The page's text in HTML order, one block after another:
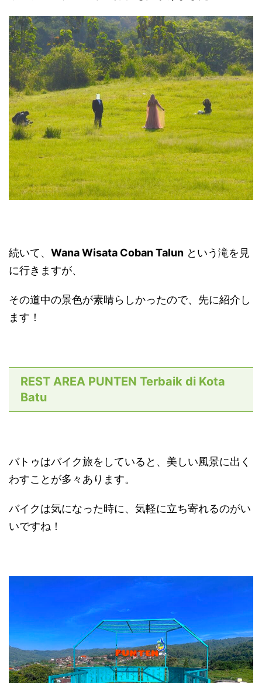
続いて、 Wana Wisata Coban Talun という滝を見
に行きますが、
その道中の景色が素晴らしかったので、先に紹介し
ます！
REST AREA PUNTEN Terbaik di Kota
Batu
バトゥはバイク旅をしていると、美しい風景に出く
わすことが多々あります。
バイクは気になった時に、気軽に立ち寄れるのがい
いですね！